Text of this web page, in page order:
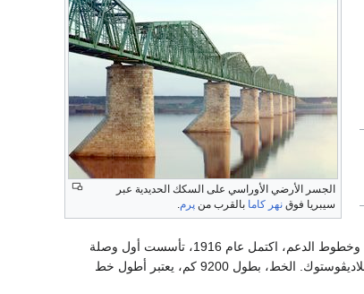
الجسر الأرضي الأوراسي على السكك الحديدية عبر
سيبريا فوق نهر كاما بالقرب من پرم.
سكك الحديد عبر سيبريا وفروعه العديدة المرتبطة وخطوط الدعم، اكتمل عام 1916، تأسست أول وصلة
سكك حديدية بين أوروپا وآسيا، من موسكو إلى ڤللاديڤوستوك. الخط، بطول 9200 كم، يعتبر أطول خط